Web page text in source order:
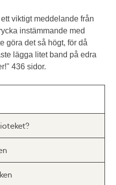
viktigt meddelande från
instämmande med
göra det så högt, för då
lägga litet band på edra
436 sidor.